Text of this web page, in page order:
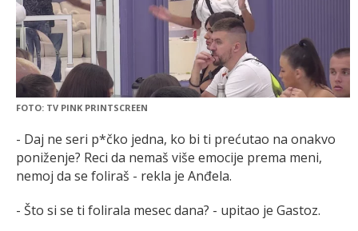
FOTO: TV PINK PRINTSCREEN
- Daj ne seri p*čko jedna, ko bi ti prećutao na onakvo
poniženje? Reci da nemaš više emocije prema meni,
nemoj da se foliraš - rekla je Anđela.
- Što si se ti folirala mesec dana? - upitao je Gastoz.